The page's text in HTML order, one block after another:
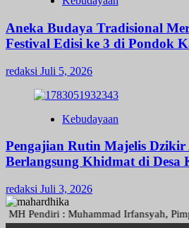
Aneka Budaya Tradisional
Festival Edisi ke 3 di Pondok
redaksi Juli 5, 2026
Kebudayaan
Pengajian Rutin Majelis
Berlangsung Khidmat di Desa
redaksi Juli 3, 2026
Pendiri : Muhammad Irfansyah,